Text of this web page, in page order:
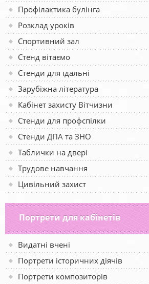
Профілактика булінга
Розклад уроків
Спортивний зал
Стенд вітаємо
Стенди для їдальні
Зарубіжна література
Кабінет захисту Вітчизни
Стенди для профспілки
Стенди ДПА та ЗНО
Таблички на двері
Трудове навчання
Цивільний захист
Портрети для кабінетів
Видатні вчені
Портрети історичних діячів
Портрети композиторів